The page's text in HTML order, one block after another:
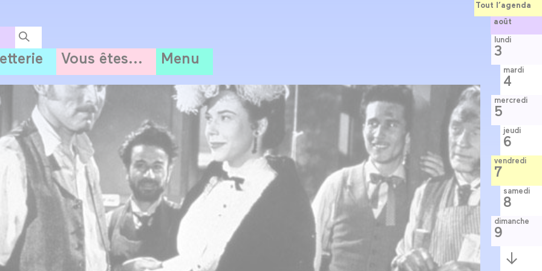
Vous êtes... Menu
Tout l’agenda
août
lundi
3
mardi
4
mercredi
5
jeudi
6
vendredi
7
samedi
8
dimanche
9
Semaine
suivante